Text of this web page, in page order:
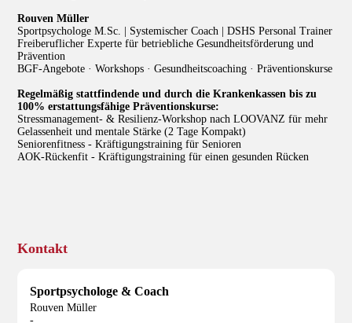
Rouven Müller
Sportpsychologe M.Sc. | Systemischer Coach | DSHS Personal Trainer
Freiberuflicher Experte für betriebliche Gesundheitsförderung und
Prävention
BGF-Angebote · Workshops · Gesundheitscoaching · Präventionskurse
Regelmäßig stattfindende und durch die Krankenkassen bis zu
100% erstattungsfähige Präventionskurse:
Stressmanagement- & Resilienz-Workshop nach LOOVANZ für mehr
Gelassenheit und mentale Stärke (2 Tage Kompakt)
Seniorenfitness - Kräftigungstraining für Senioren
AOK-Rückenfit - Kräftigungstraining für einen gesunden Rücken
Kontakt
Sportpsychologe & Coach
Rouven Müller
-